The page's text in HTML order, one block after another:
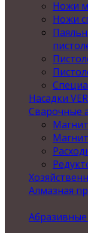
Ножи
Ножи
Насадки
Сварочные
Алмазная